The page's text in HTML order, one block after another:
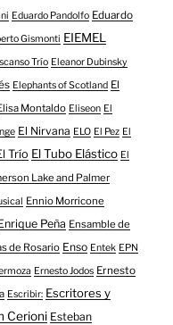
Eduardo Pandolfo Eduardo
Gismonti EIEMEL
Trío Eleanor Dubinsky
Elephants of Scotland El
Montaldo Eliseon El
El Nirvana ELO El Pez El
Trío El Tubo Elástico El
Lake and Palmer
Ennio Morricone
Peña Ensamble de
de Rosario Enso Entek EPN
Ernesto Jodos Ernesto
Escribir: Escritores y
Cerioni Esteban